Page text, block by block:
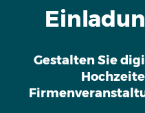
Gestalten Sie